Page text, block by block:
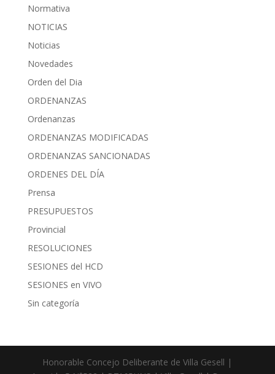
Normativa
NOTICIAS
Noticias
Novedades
Orden del Dia
ORDENANZAS
Ordenanzas
ORDENANZAS MODIFICADAS
ORDENANZAS SANCIONADAS
ORDENES DEL DÍA
Prensa
PRESUPUESTOS
Provincial
RESOLUCIONES
SESIONES del HCD
SESIONES en VIVO
Sin categoría
Honorable Concejo Deliberante de Villa Gesell |